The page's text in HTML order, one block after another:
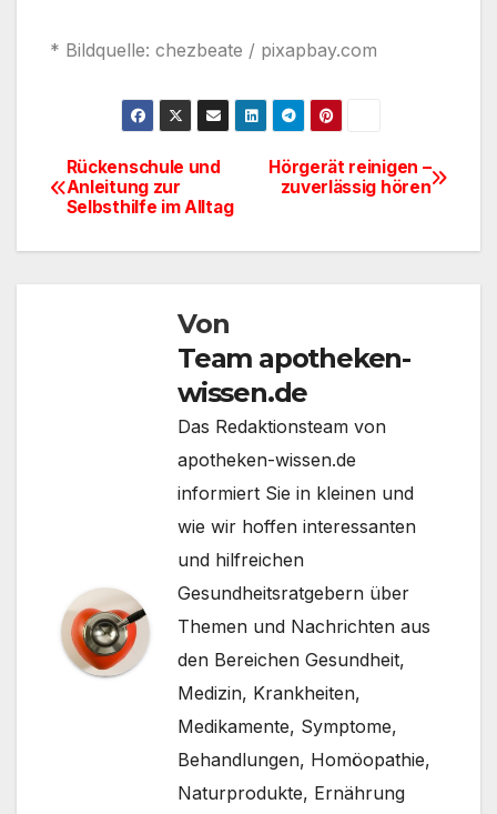
* Bildquelle: chezbeate / pixapbay.com
Beitragsnavigation
Hörgerät reinigen –
zuverlässig hören
Rückenschule und
Anleitung zur
Selbsthilfe im Alltag
Von
Team apotheken-
wissen.de
Das Redaktionsteam von
apotheken-wissen.de
informiert Sie in kleinen und
wie wir hoffen interessanten
und hilfreichen
Gesundheitsratgebern über
Themen und Nachrichten aus
den Bereichen Gesundheit,
Medizin, Krankheiten,
Medikamente, Symptome,
Behandlungen, Homöopathie,
Naturprodukte, Ernährung